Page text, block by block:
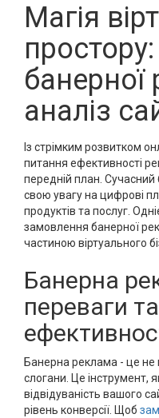
Магія
банерної
аналіз
Із стрімким розвитком
питання ефективності
передній план. Сучасний
свою увагу на цифрові
продуктів та послуг.
замовлення банерної
частиною віртуального
Банерна
переваги
Банерна реклама - це не
слогани. Це інструмент,
відвідуваність вашого
рівень конверсії. Щоб